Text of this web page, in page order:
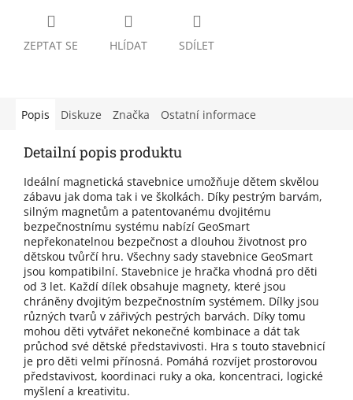
ZEPTAT SE HLÍDAT SDÍLET
Popis Diskuze Značka Ostatní informace
Detailní popis produktu
Ideální magnetická stavebnice umožňuje dětem skvělou
zábavu jak doma tak i ve školkách. Díky pestrým barvám,
silným magnetům a patentovanému dvojitému
bezpečnostnímu systému nabízí GeoSmart
nepřekonatelnou bezpečnost a dlouhou životnost pro
dětskou tvůrčí hru. Všechny sady stavebnice GeoSmart
jsou kompatibilní. Stavebnice je hračka vhodná pro děti
od 3 let. Každí dílek obsahuje magnety, které jsou
chráněny dvojitým bezpečnostním systémem. Dílky jsou
různých tvarů v zářivých pestrých barvách. Díky tomu
mohou děti vytvářet nekonečné kombinace a dát tak
průchod své dětské představivosti. Hra s touto stavebnicí
je pro děti velmi přínosná. Pomáhá rozvíjet prostorovou
představivost, koordinaci ruky a oka, koncentraci, logické
myšlení a kreativitu.